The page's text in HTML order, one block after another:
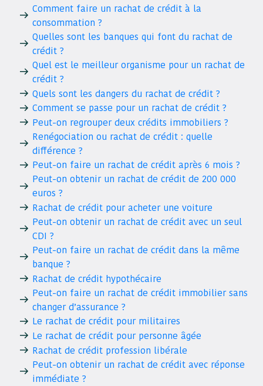
Comment faire un rachat de crédit à la
consommation ?
Quelles sont les banques qui font du rachat de
crédit ?
Quel est le meilleur organisme pour un rachat de
crédit ?
Quels sont les dangers du rachat de crédit ?
Comment se passe pour un rachat de crédit ?
Peut-on regrouper deux crédits immobiliers ?
Renégociation ou rachat de crédit : quelle
différence ?
Peut-on faire un rachat de crédit après 6 mois ?
Peut-on obtenir un rachat de crédit de 200 000
euros ?
Rachat de crédit pour acheter une voiture
Peut-on obtenir un rachat de crédit avec un seul
CDI ?
Peut-on faire un rachat de crédit dans la même
banque ?
Rachat de crédit hypothécaire
Peut-on faire un rachat de crédit immobilier sans
changer d’assurance ?
Le rachat de crédit pour militaires
Le rachat de crédit pour personne âgée
Rachat de crédit profession libérale
Peut-on obtenir un rachat de crédit avec réponse
immédiate ?